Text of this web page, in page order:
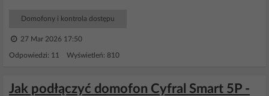
Domofony i kontrola dostępu
27 Mar 2026 17:50
Odpowiedzi: 11 Wyświetleń: 810
Jak podłączyć domofon Cyfral Smart 5P -